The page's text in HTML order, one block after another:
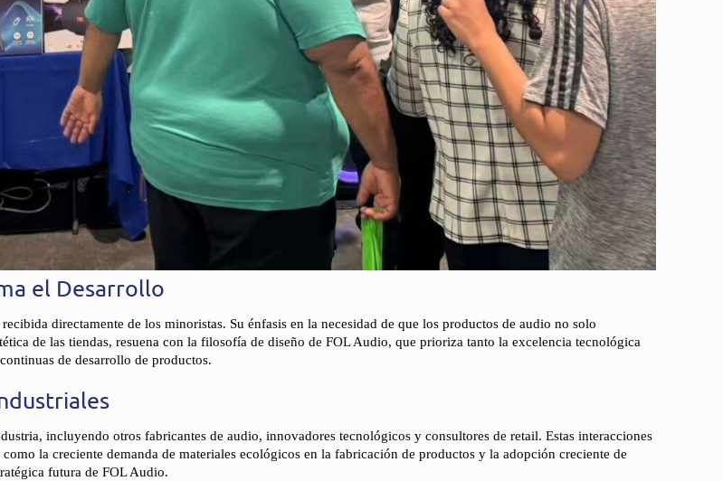
el Desarrollo
directamente de los minoristas. Su énfasis en la necesidad de que los productos de audio no solo
de las tiendas, resuena con la filosofía de diseño de FOL Audio, que prioriza tanto la excelencia tecnológica
de desarrollo de productos.
incluyendo otros fabricantes de audio, innovadores tecnológicos y consultores de retail. Estas interacciones
la creciente demanda de materiales ecológicos en la fabricación de productos y la adopción creciente de
futura de FOL Audio.